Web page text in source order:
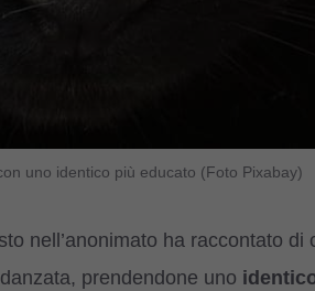
uno identico più educato (Foto Pixabay)
nell’anonimato ha raccontato di
prendendone uno